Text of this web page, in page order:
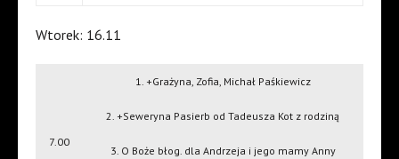
Wtorek: 16.11
7.00
1. +Grażyna, Zofia, Michał Paśkiewicz
2. +Seweryna Pasierb od Tadeusza Kot z rodziną
3. O Boże błog. dla Andrzeja i jego mamy Anny